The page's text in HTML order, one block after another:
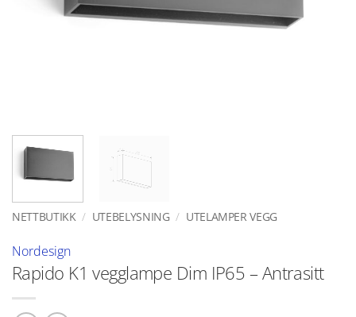
NETTBUTIKK / UTEBELYSNING / UTELAMPER VEGG
Nordesign
Rapido K1 vegglampe Dim IP65 – Antrasitt